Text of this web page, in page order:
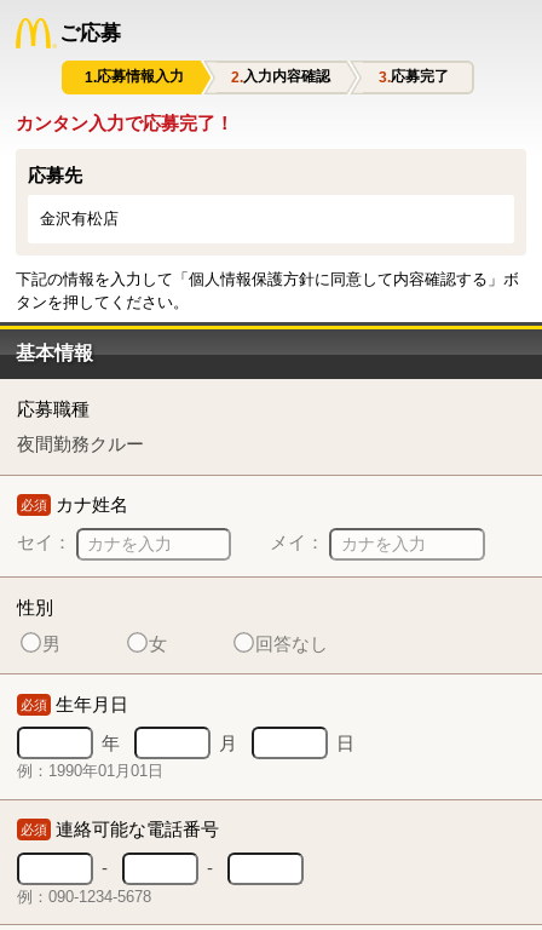
ご応募
応募情報入力 入力内容確認 応募完了
カンタン入力で応募完了！
応募先
金沢有松店
下記の情報を入力して「個人情報保護方針に同意して内容確認する」ボ
タンを押してください。
基本情報
応募職種
夜間勤務クルー
必須 カナ姓名
セイ：
メイ：
性別
男
女 回答なし
必須 生年月日
年
月 日
例：1990年01月01日
必須 連絡可能な電話番号
-
-
例：090-1234-5678